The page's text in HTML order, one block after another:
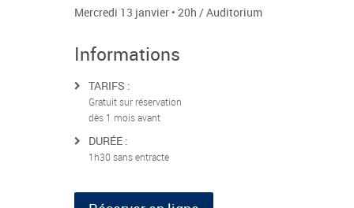
Mercredi 13 janvier • 20h / Auditorium
Informations
TARIFS :
Gratuit sur réservation
dès 1 mois avant
DURÉE :
1h30 sans entracte